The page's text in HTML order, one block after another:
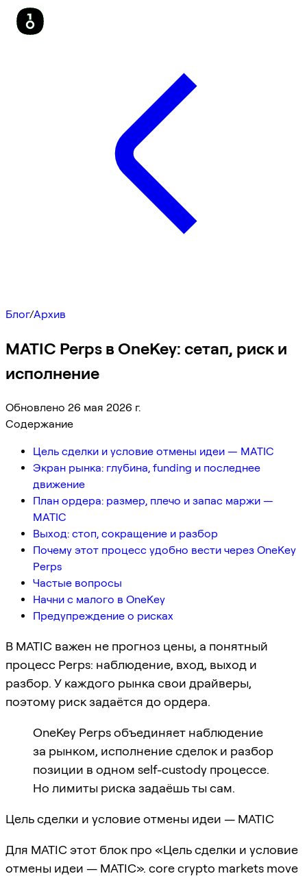
Блог/Архив
MATIC Perps в OneKey: сетап, риск и
исполнение
Обновлено 26 мая 2026 г.
Содержание
Цель сделки и условие отмены идеи — MATIC
Экран рынка: глубина, funding и последнее
движение
План ордера: размер, плечо и запас маржи —
MATIC
Выход: стоп, сокращение и разбор
Почему этот процесс удобно вести через OneKey
Perps
Частые вопросы
Начни с малого в OneKey
Предупреждение о рисках
В MATIC важен не прогноз цены, а понятный
процесс Perps: наблюдение, вход, выход и
разбор. У каждого рынка свои драйверы,
поэтому риск задаётся до ордера.
OneKey Perps объединяет наблюдение
за рынком, исполнение сделок и разбор
позиции в одном self-custody процессе.
Но лимиты риска задаёшь ты сам.
Цель сделки и условие отмены идеи — MATIC
Для MATIC этот блок про «Цель сделки и условие
отмены идеи — MATIC». core crypto markets move